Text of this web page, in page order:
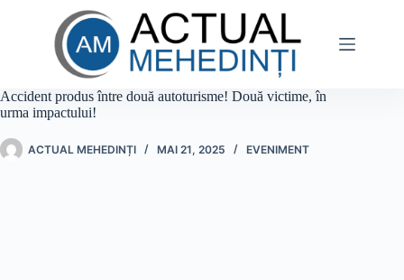
Accident produs între două autoturisme! Două victime, în
urma impactului!
ACTUAL MEHEDINȚI MAI 21, 2025 EVENIMENT